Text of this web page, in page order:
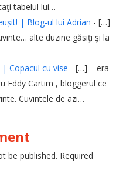
tabelul lui…
| Blog-ul lui Adrian - […]
alte duzine găsiţi şi la
Copacul cu vise - […] – era
Eddy Cartim , bloggerul ce
Cuvintele de azi…
be published. Required